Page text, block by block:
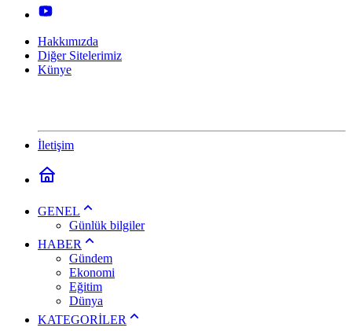
Hakkımızda
Diğer Sitelerimiz
Künye
İletişim
GENEL
Günlük bilgiler
HABER
Gündem
Ekonomi
Eğitim
Dünya
KATEGORİLER